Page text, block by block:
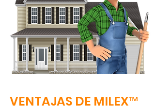
VENTAJAS DE MILEX™